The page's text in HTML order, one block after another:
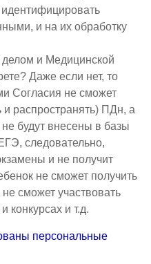
и на их обработку
и Медицинской
Даже если нет, то
Согласия не сможет
и распространять) ПДн, а
будут внесены в базы
следовательно,
и не получит
не сможет получить
сможет участвовать
конкурсах и т.д.
персональные